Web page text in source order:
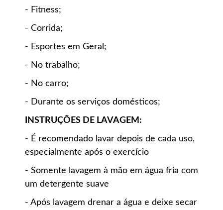
- Fitness;
- Corrida;
- Esportes em Geral;
- No trabalho;
- No carro;
- Durante os serviços domésticos;
INSTRUÇÕES DE LAVAGEM:
- É recomendado lavar depois de cada uso,
especialmente após o exercício
- Somente lavagem à mão em água fria com
um detergente suave
- Após lavagem drenar a água e deixe secar